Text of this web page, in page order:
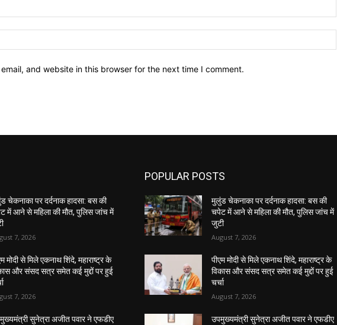
and website in this browser for the next time I comment.
चेकनाका पर दर्दनाक हादसा: बस की
में आने से महिला की मौत, पुलिस जांच में
7, 2026
मोदी से मिले एकनाथ शिंदे, महाराष्ट्र के
और संसद सत्र समेत कई मुद्दों पर हुई
7, 2026
सुनेत्रा अजीत पवार ने एफडीए
POPULAR POSTS
मुलुंड चेकनाका पर दर्दनाक हादसा: बस की
चपेट में आने से महिला की मौत, पुलिस जांच में
जुटी
August 7, 2026
पीएम मोदी से मिले एकनाथ शिंदे, महाराष्ट्र के
विकास और संसद सत्र समेत कई मुद्दों पर हुई
चर्चा
August 7, 2026
उपमुख्यमंत्री सुनेत्रा अजीत पवार ने एफडीए